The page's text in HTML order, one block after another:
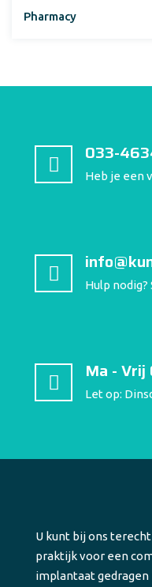
Pharmacy
033-
Heb je een
Hulp
Ma -
Let op:
U kunt bij ons
praktijk voor een
implantaat